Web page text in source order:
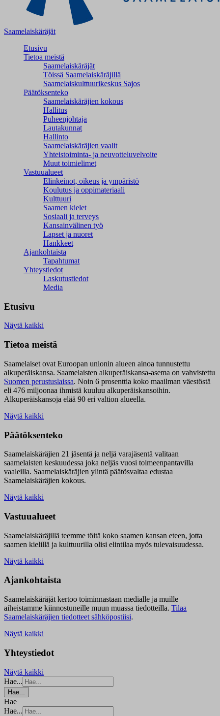
Saamelaiskäräjät
Etusivu
Tietoa meistä
Saamelaiskäräjät
Töissä Saamelaiskäräjillä
Saamelaiskulttuuri­keskus Sajos
Päätöksenteko
Saamelaiskäräjien kokous
Hallitus
Puheenjohtaja
Lautakunnat
Hallinto
Saamelaiskäräjien vaalit
Yhteistoiminta- ja neuvotteluvelvoite
Muut toimielimet
Vastuualueet
Elinkeinot, oikeus ja ympäristö
Koulutus ja oppimateriaali
Kulttuuri
Saamen kielet
Sosiaali ja terveys
Kansainvälinen työ
Lapset ja nuoret
Hankkeet
Ajankohtaista
Tapahtumat
Yhteystiedot
Laskutustiedot
Media
Etusivu
Näytä kaikki
Tietoa meistä
Saamelaiset ovat Euroopan unionin alueen ainoa tunnustettu
alkuperäiskansa. Saamelaisten alkuperäiskansa-asema on vahvistettu
Suomen perustuslaissa. Noin 6 prosenttia koko maailman väestöstä
eli 476 miljoonaa ihmistä kuuluu alkuperäiskansoihin.
Alkuperäiskansoja elää 90 eri valtion alueella.
Näytä kaikki
Päätöksenteko
Saamelaiskäräjien 21 jäsentä ja neljä varajäsentä valitaan
saamelaisten keskuudessa joka neljäs vuosi toimeenpantavilla
vaaleilla. Saamelaiskäräjien ylintä päätösvaltaa edustaa
Saamelaiskäräjien kokous.
Näytä kaikki
Vastuualueet
Saamelaiskäräjillä teemme töitä koko saamen kansan eteen, jotta
saamen kielillä ja kulttuurilla olisi elintilaa myös tulevaisuudessa.
Näytä kaikki
Ajankohtaista
Saamelaiskäräjät kertoo toiminnastaan medialle ja muille
aiheistamme kiinnostuneille muun muassa tiedotteilla. Tilaa
Saamelaiskäräjien tiedotteet sähköpostiisi.
Näytä kaikki
Yhteystiedot
Näytä kaikki
Hae...
Hae...
Hae
Hae...